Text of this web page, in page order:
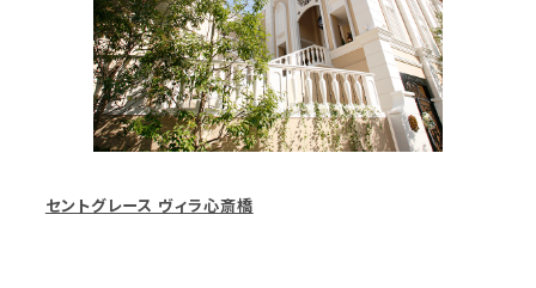
セントグレース ヴィラ心斎橋